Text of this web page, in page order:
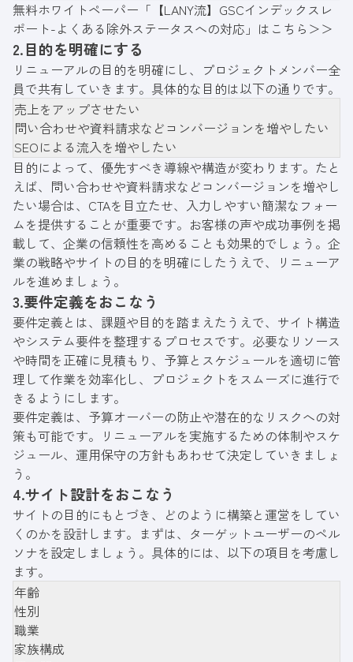
れるSearch Console（サーチコンソール）と
Google Analytics（グーグルアナリティクス）
の違いや活用方法について解説します。
無料ホワイトペーパー「【LANY流】GSCインデックスレ
ポート-よくある除外ステータスへの対応」はこちら＞＞
2.目的を明確にする
リニューアルの目的を明確にし、プロジェクトメンバー全
員で共有していきます。具体的な目的は以下の通りです。
売上をアップさせたい
問い合わせや資料請求などコンバージョンを増やしたい
SEOによる流入を増やしたい
目的によって、優先すべき導線や構造が変わります。たと
えば、問い合わせや資料請求などコンバージョンを増やし
たい場合は、CTAを目立たせ、入力しやすい簡潔なフォー
ムを提供することが重要です。お客様の声や成功事例を掲
載して、企業の信頼性を高めることも効果的でしょう。企
業の戦略やサイトの目的を明確にしたうえで、リニューア
ルを進めましょう。
3.要件定義をおこなう
要件定義とは、課題や目的を踏まえたうえで、サイト構造
やシステム要件を整理するプロセスです。必要なリソース
や時間を正確に見積もり、予算とスケジュールを適切に管
理して作業を効率化し、プロジェクトをスムーズに進行で
きるようにします。
要件定義は、予算オーバーの防止や潜在的なリスクへの対
策も可能です。リニューアルを実施するための体制やスケ
ジュール、運用保守の方針もあわせて決定していきましょ
う。
4.サイト設計をおこなう
サイトの目的にもとづき、どのように構築と運営をしてい
くのかを設計します。まずは、ターゲットユーザーのペル
ソナを設定しましょう。具体的には、以下の項目を考慮し
ます。
年齢
性別
職業
家族構成